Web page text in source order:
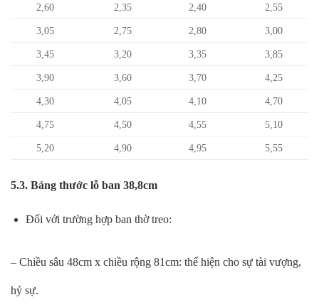
2,60 2,35 2,40 2,55
3,05 2,75 2,80 3,00
3,45 3,20 3,35 3,85
3,90 3,60 3,70 4,25
4,30 4,05 4,10 4,70
4,75 4,50 4,55 5,10
5,20 4,90 4,95 5,55
5.3. Bảng thước lỗ ban 38,8cm
Đối với trường hợp ban thờ treo:
– Chiều sâu 48cm x chiều rộng 81cm: thể hiện cho sự tài vượng,
hỷ sự.